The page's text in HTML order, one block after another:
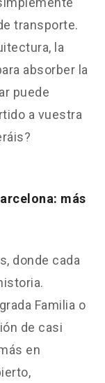
transporte.
la
absorber la
puede
a vuestra
más
donde cada
Familia o
de casi
en